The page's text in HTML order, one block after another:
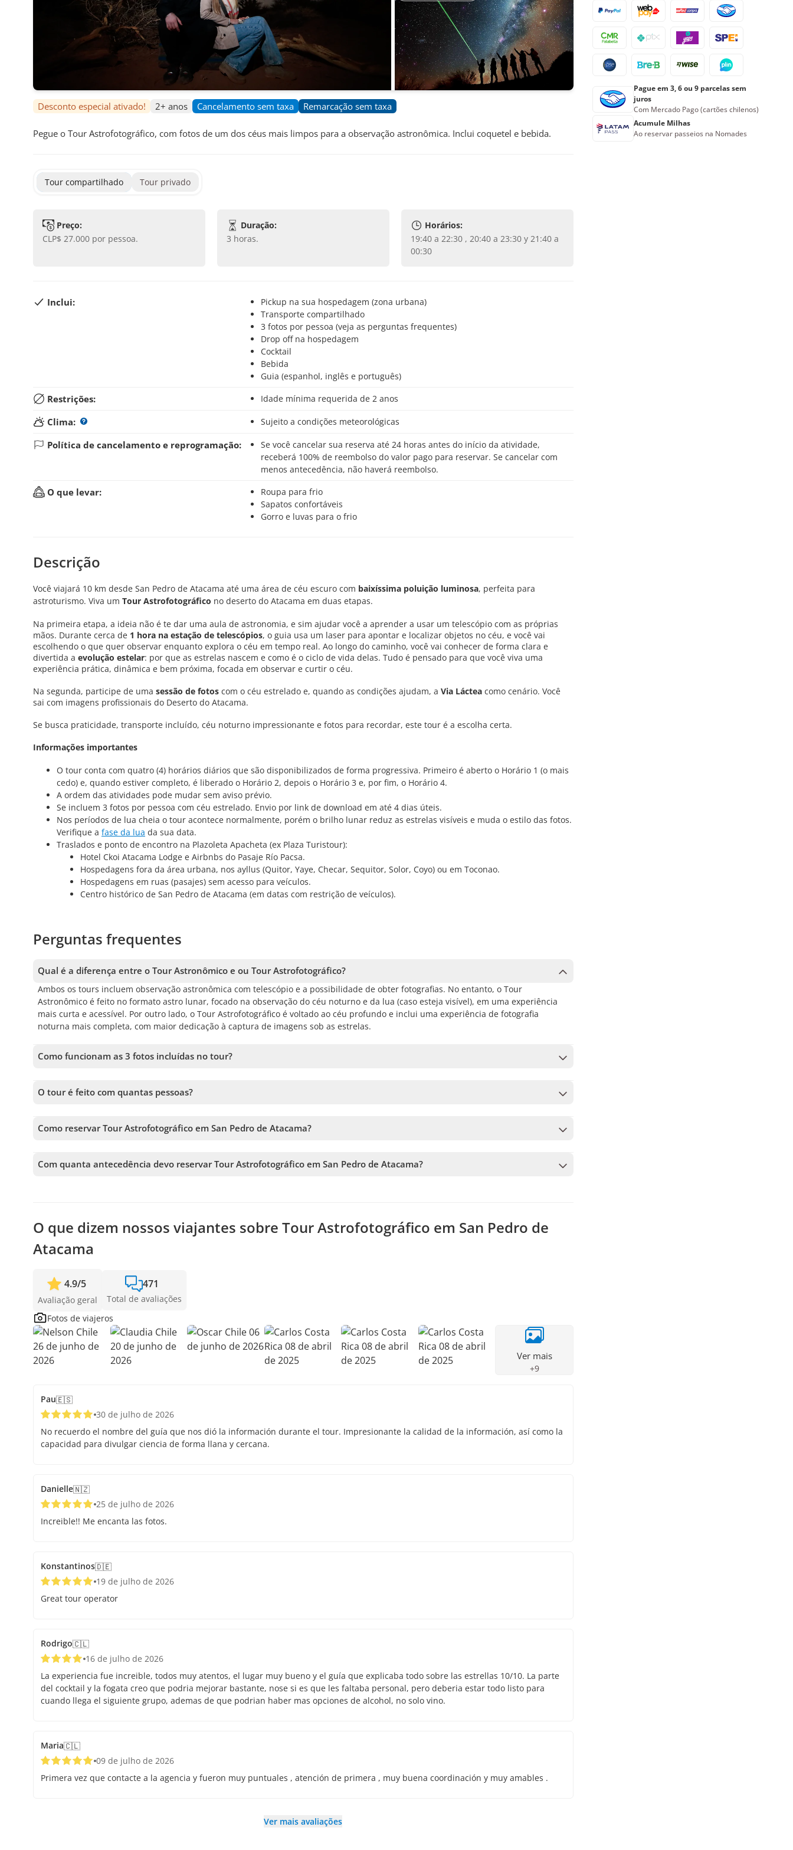
Desconto especial ativado! 2+ anos Cancelamento sem taxa Remarcação sem taxa
Pegue o Tour Astrofotográfico, com fotos de um dos céus mais limpos para a observação astronômica. Inclui coquetel e bebida.
Tour compartilhado Tour privado
Preço:
CLP$ 27.000 por pessoa.
Duração:
3 horas.
Horários:
19:40 a 22:30 , 20:40 a 23:30 y 21:40 a
00:30
Inclui:
Pickup na sua hospedagem (zona urbana)
Transporte compartilhado
3 fotos por pessoa (veja as perguntas frequentes)
Drop off na hospedagem
Cocktail
Bebida
Guia (espanhol, inglês e português)
Restrições: Idade mínima requerida de 2 anos
Clima: Sujeito a condições meteorológicas
Política de cancelamento e reprogramação:
Se você cancelar sua reserva até 24 horas antes do início da atividade,
receberá 100% de reembolso do valor pago para reservar. Se cancelar com
menos antecedência, não haverá reembolso.
O que levar:
Roupa para frio
Sapatos confortáveis
Gorro e luvas para o frio
Descrição
Você viajará 10 km desde San Pedro de Atacama até uma área de céu escuro com baixíssima poluição luminosa, perfeita para
astroturismo. Viva um Tour Astrofotográfico no deserto do Atacama em duas etapas.
Na primeira etapa, a ideia não é te dar uma aula de astronomia, e sim ajudar você a aprender a usar um telescópio com as próprias
mãos. Durante cerca de 1 hora na estação de telescópios, o guia usa um laser para apontar e localizar objetos no céu, e você vai
escolhendo o que quer observar enquanto explora o céu em tempo real. Ao longo do caminho, você vai conhecer de forma clara e
divertida a evolução estelar: por que as estrelas nascem e como é o ciclo de vida delas. Tudo é pensado para que você viva uma
experiência prática, dinâmica e bem próxima, focada em observar e curtir o céu.
Na segunda, participe de uma sessão de fotos com o céu estrelado e, quando as condições ajudam, a Via Láctea como cenário. Você
sai com imagens profissionais do Deserto do Atacama.
Se busca praticidade, transporte incluído, céu noturno impressionante e fotos para recordar, este tour é a escolha certa.
Informações importantes
O tour conta com quatro (4) horários diários que são disponibilizados de forma progressiva. Primeiro é aberto o Horário 1 (o mais
cedo) e, quando estiver completo, é liberado o Horário 2, depois o Horário 3 e, por fim, o Horário 4.
A ordem das atividades pode mudar sem aviso prévio.
Se incluem 3 fotos por pessoa com céu estrelado. Envio por link de download em até 4 dias úteis.
Nos períodos de lua cheia o tour acontece normalmente, porém o brilho lunar reduz as estrelas visíveis e muda o estilo das fotos.
Verifique a fase da lua da sua data.
Traslados e ponto de encontro na Plazoleta Apacheta (ex Plaza Turistour):
Hotel Ckoi Atacama Lodge e Airbnbs do Pasaje Río Pacsa.
Hospedagens fora da área urbana, nos ayllus (Quitor, Yaye, Checar, Sequitor, Solor, Coyo) ou em Toconao.
Hospedagens em ruas (pasajes) sem acesso para veículos.
Centro histórico de San Pedro de Atacama (em datas com restrição de veículos).
Perguntas frequentes
Qual é a diferença entre o Tour Astronômico e ou Tour Astrofotográfico?
Ambos os tours incluem observação astronômica com telescópio e a possibilidade de obter fotografias. No entanto, o Tour
Astronômico é feito no formato astro lunar, focado na observação do céu noturno e da lua (caso esteja visível), em uma experiência
mais curta e acessível. Por outro lado, o Tour Astrofotográfico é voltado ao céu profundo e inclui uma experiência de fotografia
noturna mais completa, com maior dedicação à captura de imagens sob as estrelas.
Como funcionam as 3 fotos incluídas no tour?
vão dividir fica por conta de vocês: podem ser as 6 juntos, 3 e 3 separados, 6 para uma pessoa e 0 para a outra… qualquer
combinação vale, desde que ninguém ultrapasse 3 fotos.
O tour é feito com quantas pessoas?
Como reservar Tour Astrofotográfico em San Pedro de Atacama?
poderá adicionar mais tours antes de confirmar sua reserva.
Com quanta antecedência devo reservar Tour Astrofotográfico em San Pedro de Atacama?
O que dizem nossos viajantes sobre Tour Astrofotográfico em San Pedro de
Atacama
4.9/5
Avaliação geral
471
Total de avaliações
Fotos de viajeros
Ver mais
+9
Pau🇪🇸
30 de julho de 2026
No recuerdo el nombre del guía que nos dió la información durante el tour. Impresionante la calidad de la información, así como la
capacidad para divulgar ciencia de forma llana y cercana.
Danielle🇳🇿
25 de julho de 2026
Increible!! Me encanta las fotos.
Konstantinos🇩🇪
19 de julho de 2026
Great tour operator
Rodrigo🇨🇱
16 de julho de 2026
La experiencia fue increible, todos muy atentos, el lugar muy bueno y el guía que explicaba todo sobre las estrellas 10/10. La parte
del cocktail y la fogata creo que podria mejorar bastante, nose si es que les faltaba personal, pero deberia estar todo listo para
cuando llega el siguiente grupo, ademas de que podrian haber mas opciones de alcohol, no solo vino.
Maria🇨🇱
09 de julho de 2026
Primera vez que contacte a la agencia y fueron muy puntuales , atención de primera , muy buena coordinación y muy amables .
Ver mais avaliações
Pague em 3, 6 ou 9 parcelas sem
juros
Com Mercado Pago (cartões chilenos)
Acumule Milhas
Ao reservar passeios na Nomades
16 18 19 20 21
23 25 26 27 28
30 1 2 3 4
Reserve agora